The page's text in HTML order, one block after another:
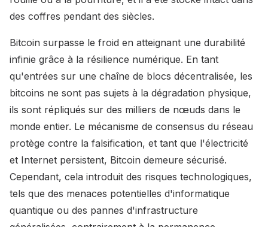
des coffres pendant des siècles.
Bitcoin surpasse le froid en atteignant une durabilité
infinie grâce à la résilience numérique. En tant
qu'entrées sur une chaîne de blocs décentralisée, les
bitcoins ne sont pas sujets à la dégradation physique,
ils sont répliqués sur des milliers de nœuds dans le
monde entier. Le mécanisme de consensus du réseau
protège contre la falsification, et tant que l'électricité
et Internet persistent, Bitcoin demeure sécurisé.
Cependant, cela introduit des risques technologiques,
tels que des menaces potentielles d'informatique
quantique ou des pannes d'infrastructure